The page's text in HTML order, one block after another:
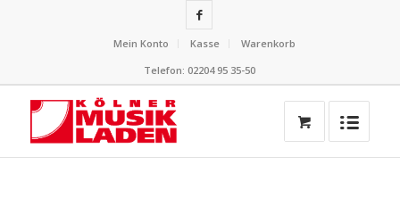
Mein Konto Kasse
Warenkorb
Telefon: 02204 95 35-50